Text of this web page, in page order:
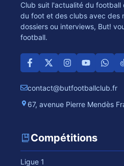
Club suit l'actualité du football
du foot et des clubs avec des
dossiers ou interviews, But!
football.
contact@butfootballclub.fr
67, avenue Pierre Mendès
Compétitions
Ligue 1